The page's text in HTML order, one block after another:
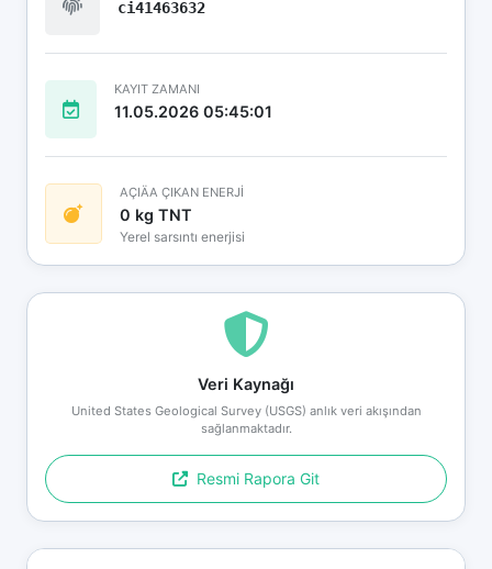
ci41463632
KAYIT ZAMANI
11.05.2026 05:45:01
AÇIÄA ÇIKAN ENERJİ
0 kg TNT
Yerel sarsıntı enerjisi
Veri Kaynağı
United States Geological Survey (USGS) anlık veri akışından
sağlanmaktadır.
Resmi Rapora Git